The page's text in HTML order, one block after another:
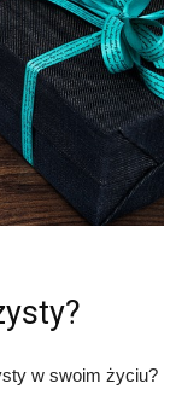
w swoim życiu?